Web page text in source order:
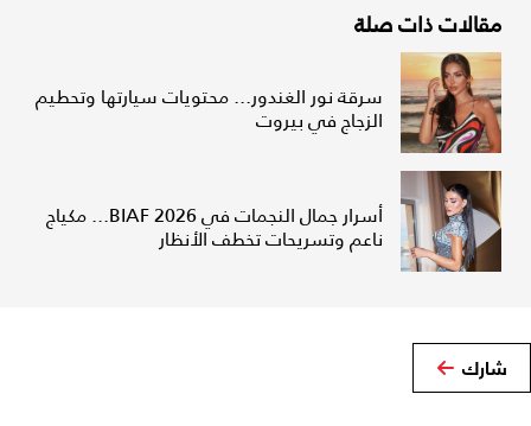
مقالات ذات صلة
سرقة نور الغندور... محتويات سيارتها وتحطيم
الزجاج في بيروت
أسرار جمال النجمات في BIAF 2026... مكياج
ناعم وتسريحات تخطف الأنظار
شارك